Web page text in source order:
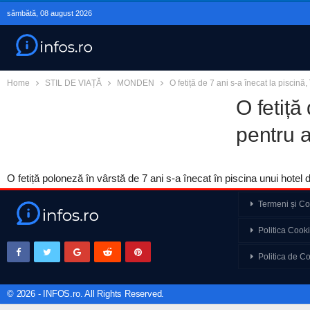
sâmbătă, 08 august 2026
Home STIL DE VIAȚĂ MONDEN O fetiță de 7 ani s-a înecat la
O fetiță
pentru
O fetiță poloneză în vârstă de 7 ani s-a înecat în piscina unui
Termeni și
Politica
Politica de
Analyze That 76.
Marius Tucă Show –
© 2026 - INFOS.ro. All Rights Reserved.